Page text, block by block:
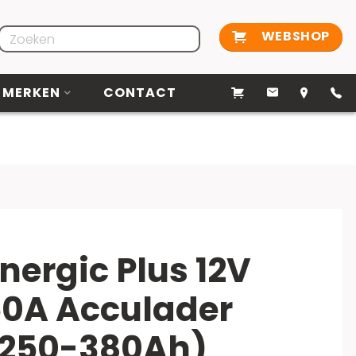
WEBSHOP
MERKEN CONTACT
Plus 12V
Acculader